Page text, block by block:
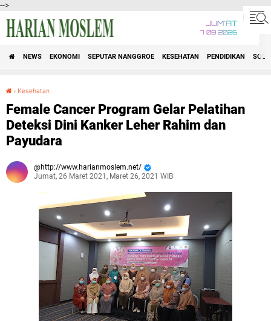
-->
JUM'AT
7 08 2026
NEWS EKONOMI SEPUTAR NANGGROE KESEHATAN PENDIDIKAN
› Kesehatan
Female Cancer Program Gelar Pelatihan
Deteksi Dini Kanker Leher Rahim dan
Payudara
http://www.harianmoslem.net/
Jumat, 26 Maret 2021, Maret 26, 2021 WIB